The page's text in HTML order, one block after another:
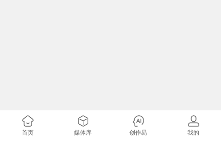
首页 媒体库 创作易 我的